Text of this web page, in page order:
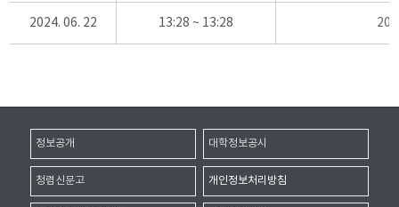
2024. 06. 22 13:28 ~ 13:28
정보공개 대학정보공시
청렴신문고 개인정보처리방침